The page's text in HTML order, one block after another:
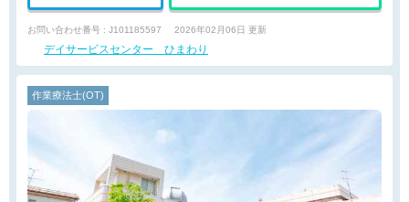
お問い合わせ番号 : J101185597 2026年02月06日 更新
デイサービスセンター ひまわり
作業療法士(OT)